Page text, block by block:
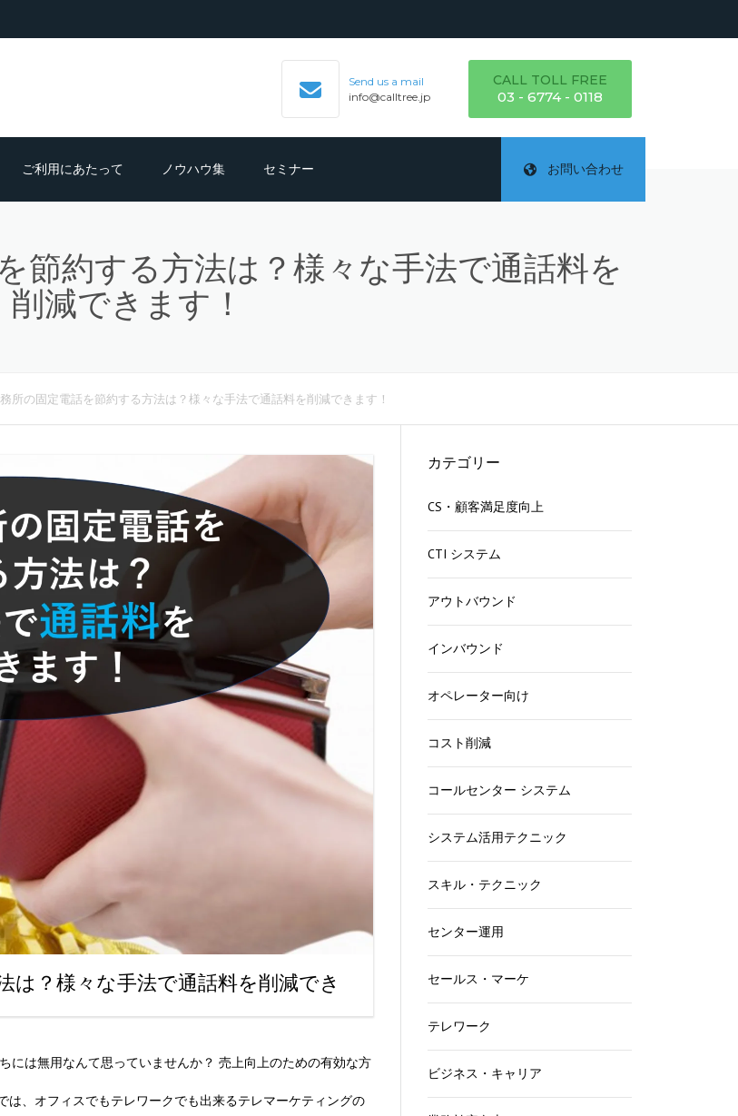
Send us a mail
info@calltree.jp
CALL TOLL FREE
03 - 6774 - 0118
お問い合わせ
レーション
えておきたいポイン
ご利用にあたって
ご利用までの流れ
よくある質問
ノウハウ集
CTIシステムとは？導入メリットもご
紹介
クラウド型CTIコールセンターシステ
細
メリットとデメリット
コールセンターの言葉遣いを総ざら
い！
コールセンターのモニタリング機能
を徹底解説！評価基準や成功する方
法とは？
コールセンター業務の効率化の方法
インサイドセールスツールのおすす
セミナー
節約する方法は？様々な手法で通話料を
削減できます！
所の固定電話を節約する方法は？様々な手法で通話料を削減できます！
は？様々な手法で通話料を削減でき
には無用なんて思っていませんか？ 売上向上のための有効な方
、オフィスでもテレワークでも出来るテレマーケティングの
カテゴリー
CS・顧客満足度向上
CTI システム
アウトバウンド
インバウンド
オペレーター向け
コスト削減
コールセンター システム
システム活用テクニック
スキル・テクニック
センター運用
セールス・マーケ
テレワーク
ビジネス・キャリア